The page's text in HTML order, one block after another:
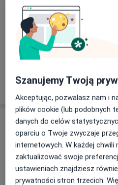
Zobacz galerię (3)
Pokaż
Usługi i ceny
Konsultacja urologiczna
Od 300 zł Szczegóły
Szanujemy Twoją
Akceptując, pozwalasz nam i
plików cookie (lub podobnych
danych do celów
oparciu o Twoje zwyczaje
internetowych. W każdej chwili
zaktualizować swoje
ustawieniach znajdziesz
prywatności stron trzecich.